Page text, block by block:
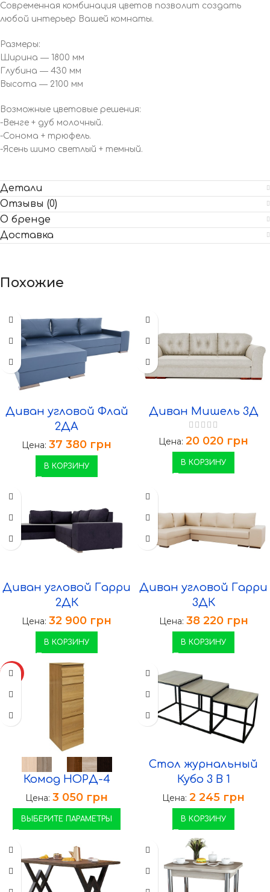
Современная комбинация цветов позволит создать
любой интерьер Вашей комнаты.
Размеры:
Ширина ― 1800 мм
Глубина ― 430 мм
Высота ― 2100 мм
Возможные цветовые решения:
-Венге + дуб молочный.
-Сонома + трюфель.
-Ясень шимо светлый + темный.
Детали
Отзывы (0)
О бренде
Доставка
Похожие
Диван угловой Флай
2ДА
Цена: 37 380 грн
В КОРЗИНУ
Диван Мишель 3Д
Цена: 20 020 грн
В КОРЗИНУ
Диван угловой Гарри
2ДК
Цена: 32 900 грн
В КОРЗИНУ
Диван угловой Гарри
3ДК
Цена: 38 220 грн
В КОРЗИНУ
Комод НОРД-4
Цена: 3 050 грн
ВЫБЕРИТЕ ПАРАМЕТРЫ
Стол журнальный
Кубо 3 В 1
Цена: 2 245 грн
В КОРЗИНУ